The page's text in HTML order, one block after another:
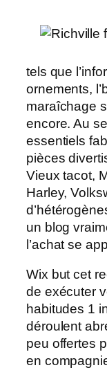
tels que
ornements,
maraîchage
encore. Au
essentiels
pièces
Vieux tacot,
Harley,
un blog
l’achat se
Wix but cet
de exécuter
habitudes 1
déroulent
peu offertes
en